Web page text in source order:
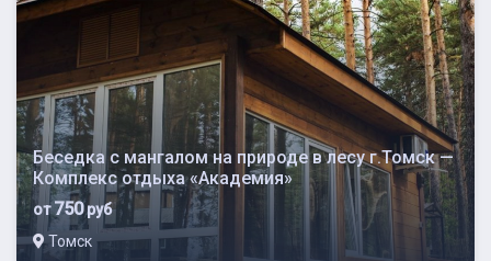
Беседка с мангалом на природе в лесу г.Томск —
Комплекс отдыха «Академия»
от750руб
Томск